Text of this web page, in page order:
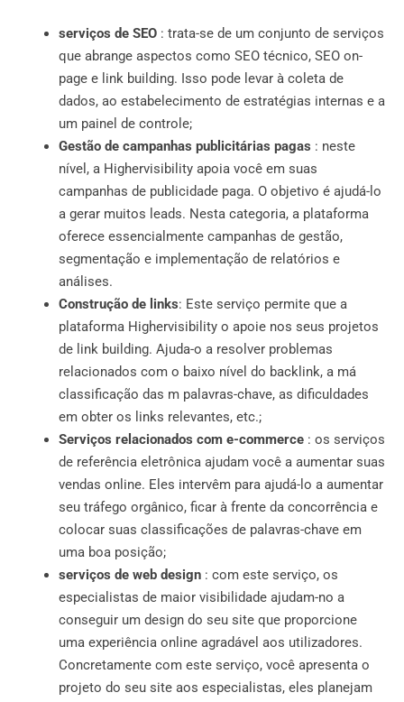
serviços de SEO : trata-se de um conjunto de serviços
que abrange aspectos como SEO técnico, SEO on-
page e link building. Isso pode levar à coleta de
dados, ao estabelecimento de estratégias internas e a
um painel de controle;
Gestão de campanhas publicitárias pagas : neste
nível, a Highervisibility apoia você em suas
campanhas de publicidade paga. O objetivo é ajudá-lo
a gerar muitos leads. Nesta categoria, a plataforma
oferece essencialmente campanhas de gestão,
segmentação e implementação de relatórios e
análises.
Construção de links: Este serviço permite que a
plataforma Highervisibility o apoie nos seus projetos
de link building. Ajuda-o a resolver problemas
relacionados com o baixo nível do backlink, a má
classificação das m palavras-chave, as dificuldades
em obter os links relevantes, etc.;
Serviços relacionados com e-commerce : os serviços
de referência eletrônica ajudam você a aumentar suas
vendas online. Eles intervêm para ajudá-lo a aumentar
seu tráfego orgânico, ficar à frente da concorrência e
colocar suas classificações de palavras-chave em
uma boa posição;
serviços de web design : com este serviço, os
especialistas de maior visibilidade ajudam-no a
conseguir um design do seu site que proporcione
uma experiência online agradável aos utilizadores.
Concretamente com este serviço, você apresenta o
projeto do seu site aos especialistas, eles planejam